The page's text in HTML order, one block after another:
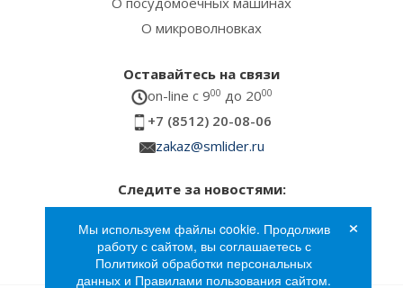
О микроволновках
Оставайтесь на связи
on-line c 900 до 2000
+7 (8512) 20-08-06
zakaz@smlider.ru
Следите за новостями:
Мы используем файлы cookie. Продолжив
работу с сайтом, вы соглашаетесь с
Политикой обработки персональных
данных и Правилами пользования сайтом.
×